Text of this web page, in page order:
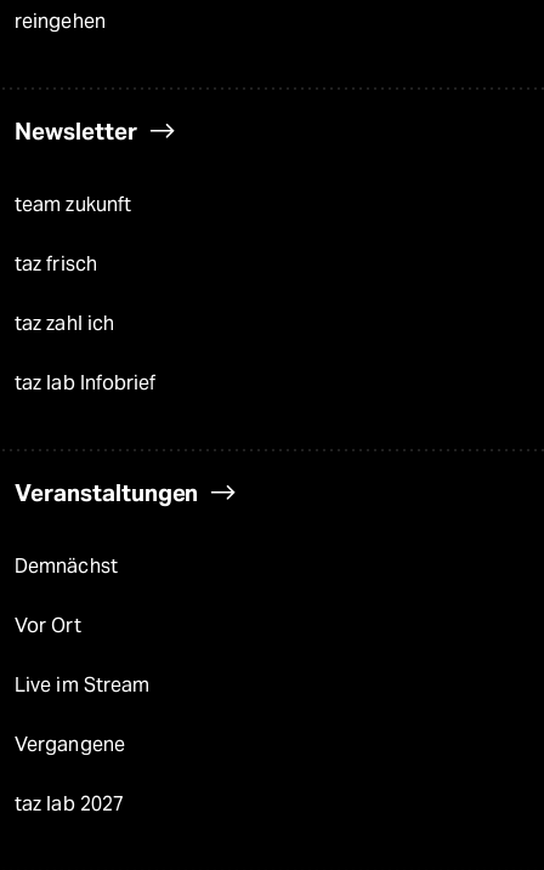
reingehen
Newsletter
team zukunft
taz frisch
taz zahl ich
taz lab Infobrief
Veranstaltungen
Demnächst
Vor Ort
Live im Stream
Vergangene
taz lab 2027